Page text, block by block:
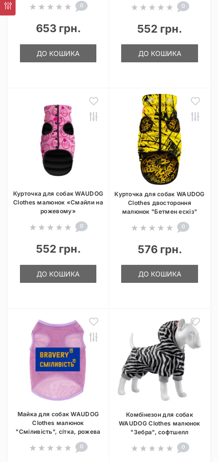
0
653 грн.
ДО КОШИКА
0
552 грн.
ДО КОШИКА
Курточка для собак WAUDOG
Clothes малюнок «Смайли на
рожевому»
0
552 грн.
ДО КОШИКА
Курточка для собак WAUDOG
Clothes двостороння
малюнок "Бетмен ескіз"
0
576 грн.
ДО КОШИКА
Майка для собак WAUDOG
Clothes малюнок
"Сміливість", сітка, рожева
0
Комбінезон для собак
WAUDOG Clothes малюнок
"Зебра", софтшелл
0